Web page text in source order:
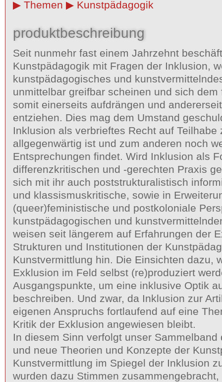
Themen Kunstpädagogik
produktbeschreibung
Seit nunmehr fast einem Jahrzehnt
Kunstpädagogik mit Fragen der Inklusion,
kunstpädagogisches und
unmittelbar greifbar scheinen und sich
somit einerseits aufdrängen und
entziehen. Dies mag dem Umstand
Inklusion als verbrieftes Recht auf Teilhabe
allgegenwärtig ist und zum anderen noch
Entsprechungen findet. Wird Inklusion als
differenzkritischen und -gerechten Praxis
sich mit ihr auch poststrukturalistisch
und klassismuskritische, sowie in
(queer)feministische und postkoloniale
kunstpädagogischen und
weisen seit längerem auf Erfahrungen der
Strukturen und Institutionen der
Kunstvermittlung hin. Die Einsichten dazu,
Exklusion im Feld selbst (re)produziert
Ausgangspunkte, um eine inklusive Optik
beschreiben. Und zwar, da Inklusion zur
eigenen Anspruchs fortlaufend auf eine
Kritik der Exklusion angewiesen bleibt.
In diesem Sinn verfolgt unser Sammelband
und neue Theorien und Konzepte der
Kunstvermittlung im Spiegel der Inklusion
wurden dazu Stimmen